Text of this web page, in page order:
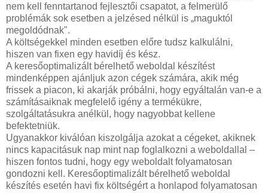
nem kell fenntartanod fejlesztői csapatot, a felmerülő
problémák sok esetben a jelzésed nélkül is „maguktól
megoldódnak".
A költségekkel minden esetben előre tudsz kalkulálni,
hiszen van fixen egy havidíj és kész.
A keresőoptimalizált bérelhető weboldal készítést
mindenképpen ajánljuk azon cégek számára, akik még
frissek a piacon, ki akarják próbálni, hogy egyáltalán van-e a
számításaiknak megfelelő igény a termékükre,
szolgáltatásukra anélkül, hogy nagyobbat kellene
befektetniük.
Ugyanakkor kiválóan kiszolgálja azokat a cégeket, akiknek
nincs kapacitásuk nap mint nap foglalkozni a weboldallal –
hiszen fontos tudni, hogy egy weboldalt folyamatosan
gondozni kell. Keresőoptimalizált bérelhető weboldal
készítés esetén havi fix költségért a honlapod folyamatosan